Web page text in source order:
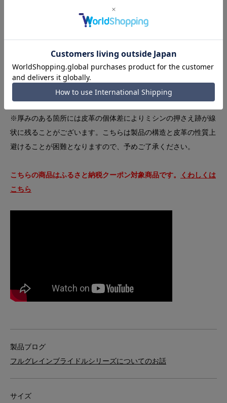
革のためご注意ください。
加えてロンドンカラー、ダークステインは特に水染みができやす
いカラーとなっておりますので製品の特性としてご理解いただけ
ます様お願い致します。
※厚みのある箇所には皮革の個体差によりミシンの押さえ跡が線
状に残ることがございます。こちらは製品の構造と皮革の性質上
避けることが困難となりますので、予めご了承ください。
こちらの商品はふるさと納税クーポン対象商品です。
くわしくは
こちら
製品ブログ
フルグレインブライドルシリーズについてのお話
サイズ